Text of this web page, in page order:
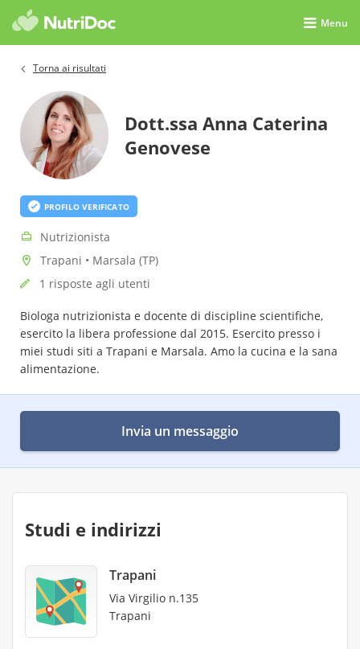
Menu
Torna ai risultati
Dott.ssa Anna Caterina
Genovese
PROFILO VERIFICATO
Nutrizionista
Trapani • Marsala (TP)
1 risposte agli utenti
Biologa nutrizionista e docente di discipline scientifiche,
esercito la libera professione dal 2015. Esercito presso i
miei studi siti a Trapani e Marsala. Amo la cucina e la sana
alimentazione.
Invia un messaggio
Studi e indirizzi
Trapani
Via Virgilio n.135
Trapani